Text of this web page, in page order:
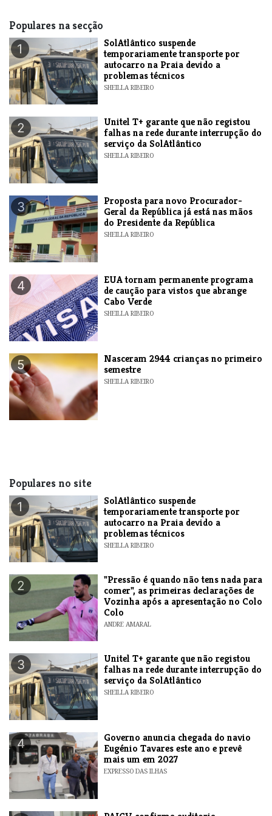
Populares na secção
1
SolAtlântico suspende
temporariamente transporte por
autocarro na Praia devido a
problemas técnicos
SHEILLA RIBEIRO
2
Unitel T+ garante que não registou
falhas na rede durante interrupção do
serviço da SolAtlântico
SHEILLA RIBEIRO
3
Proposta para novo Procurador-
Geral da República já está nas mãos
do Presidente da República
SHEILLA RIBEIRO
4
EUA tornam permanente programa
de caução para vistos que abrange
Cabo Verde
SHEILLA RIBEIRO
5
Nasceram 2944 crianças no primeiro
semestre
SHEILLA RIBEIRO
Populares no site
1
SolAtlântico suspende
temporariamente transporte por
autocarro na Praia devido a
problemas técnicos
SHEILLA RIBEIRO
2
"Pressão é quando não tens nada para
comer", as primeiras declarações de
Vozinha após a apresentação no Colo
Colo
ANDRE AMARAL
3
Unitel T+ garante que não registou
falhas na rede durante interrupção do
serviço da SolAtlântico
SHEILLA RIBEIRO
4
Governo anuncia chegada do navio
Eugénio Tavares este ano e prevê
mais um em 2027
EXPRESSO DAS ILHAS